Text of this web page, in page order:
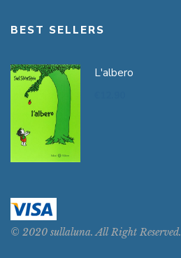
BEST SELLERS
L'albero
© 2020 sullaluna. All Right Reserved.